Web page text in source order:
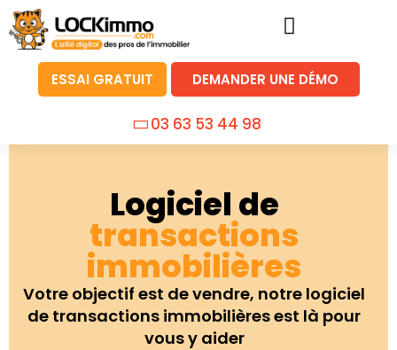
ESSAI GRATUIT DEMANDER UNE DÉMO
03 63 53 44 98
Logiciel de
transactions
immobilières
Votre objectif est de vendre, notre logiciel
de transactions immobilières est là pour
vous y aider